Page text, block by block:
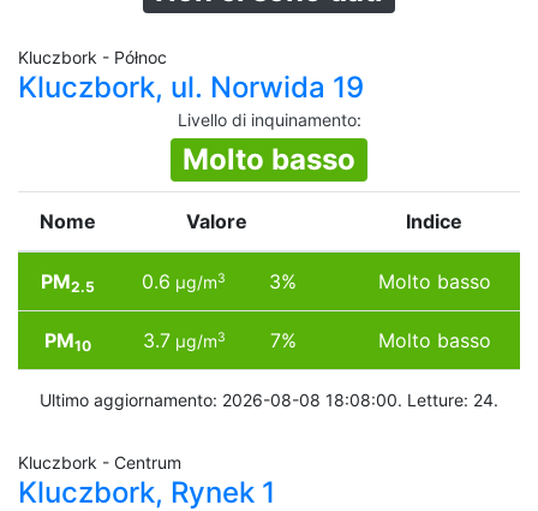
Kluczbork - Północ
Kluczbork, ul. Norwida 19
Livello di inquinamento:
Molto basso
Nome Valore Indice
PM2.5 0.6 µg/m3 3% Molto basso
PM10 3.7µg/m3 7% Molto basso
Ultimo aggiornamento: 2026-08-08 18:08:00. Letture: 24.
Kluczbork - Centrum
Kluczbork, Rynek 1